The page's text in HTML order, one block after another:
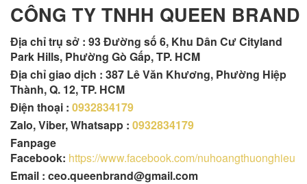
CÔNG TY TNHH QUEEN BRAND
Địa chỉ trụ sở : 93 Đường số 6, Khu Dân Cư Cityland
Park Hills, Phường Gò Gấp, TP. HCM
Địa chỉ giao dịch : 387 Lê Văn Khương, Phường Hiệp
Thành, Q. 12, TP. HCM
Điện thoại : 0932834179
Zalo, Viber, Whatsapp : 0932834179
Fanpage
Facebook: https://www.facebook.com/nuhoangthuonghieu
Email : ceo.queenbrand@gmail.com